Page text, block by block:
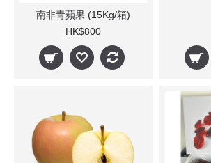
南非青蘋果 (15Kg/箱)
HK$800